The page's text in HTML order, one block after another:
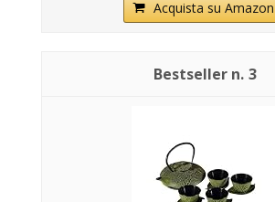
Acquista su Amazon
3